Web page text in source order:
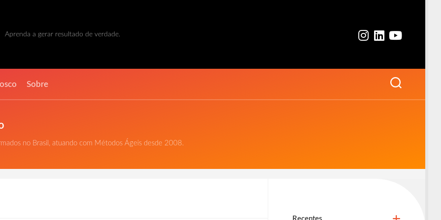
Aprenda a gerar resultado de verdade.
Sobre
no Brasil, atuando com Métodos Ágeis desde 2008.